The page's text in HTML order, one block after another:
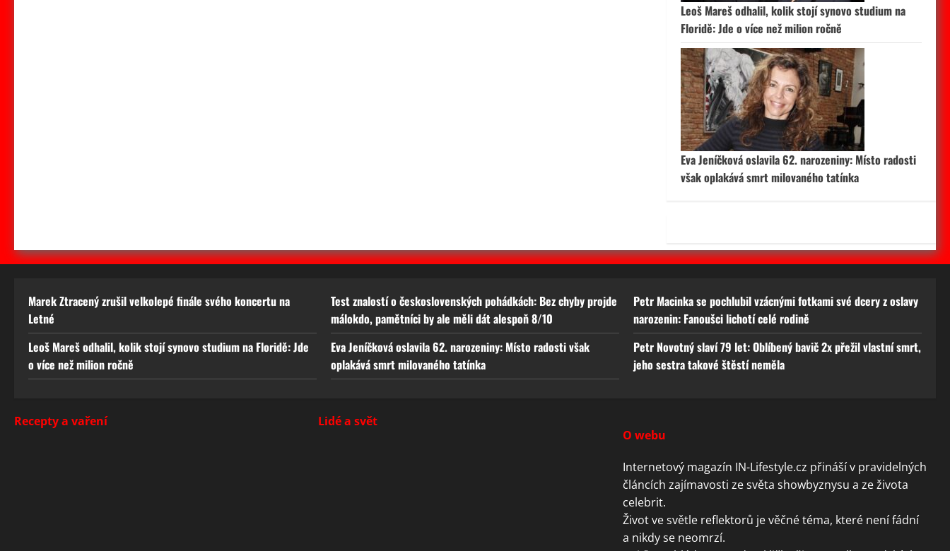
Leoš Mareš odhalil, kolik stojí synovo studium na
Floridě: Jde o více než milion ročně
Eva Jeníčková oslavila 62. narozeniny: Místo radosti
však oplakává smrt milovaného tatínka
Marek Ztracený zrušil velkolepé finále svého koncertu na
Letné
Test znalostí o československých pohádkách: Bez chyby projde
málokdo, pamětníci by ale měli dát alespoň 8/10
Petr Macinka se pochlubil vzácnými fotkami své dcery z oslavy
narozenin: Fanoušci lichotí celé rodině
Leoš Mareš odhalil, kolik stojí synovo studium na Floridě: Jde
o více než milion ročně
Eva Jeníčková oslavila 62. narozeniny: Místo radosti však
oplakává smrt milovaného tatínka
Petr Novotný slaví 79 let: Oblíbený bavič 2x přežil vlastní smrt,
jeho sestra takové štěstí neměla
Recepty a vaření
Lidé a svět
O webu
Internetový magazín IN-Lifestyle.cz přináší v pravidelných
článcích zajímavosti ze světa showbyznysu a ze života
celebrit.
Život ve světle reflektorů je věčné téma, které není fádní
a nikdy se neomrzí.